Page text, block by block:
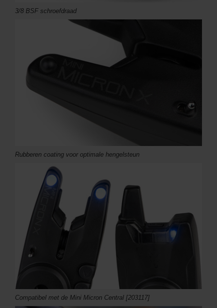
3/8 BSF schroefdraad
Rubberen coating voor optimale hengelsteun
Compatibel met de Mini Micron Central [203117]